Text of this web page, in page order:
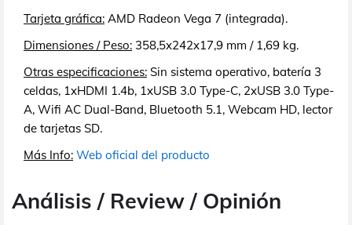
Tarjeta gráfica: AMD Radeon Vega 7 (integrada).
Dimensiones / Peso: 358,5x242x17,9 mm / 1,69 kg.
Otras especificaciones: Sin sistema operativo, batería 3
celdas, 1xHDMI 1.4b, 1xUSB 3.0 Type-C, 2xUSB 3.0 Type-
A, Wifi AC Dual-Band, Bluetooth 5.1, Webcam HD, lector
de tarjetas SD.
Más Info: Web oficial del producto
Análisis / Review / Opinión